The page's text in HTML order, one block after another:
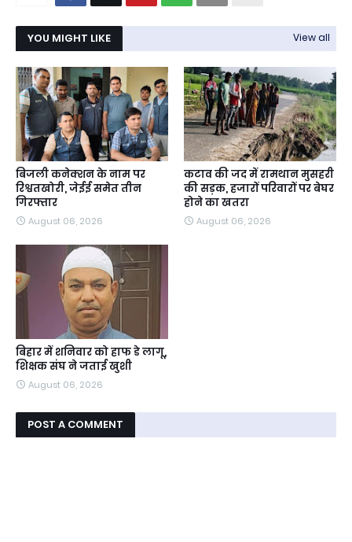
YOU MIGHT LIKE View all
बिजली कनेक्शन के नाम पर
रिश्वतखोरी, जेईई समेत तीन
गिरफ्तार
August 06, 2026
कटाव की जद में रामथान मुसहरी
की सड़क, हजारों परिवारों पर बेघर
होने का खतरा
August 06, 2026
बिहार में शनिवार को हाफ डे लागू,
शिक्षक संघ ने जताई खुशी
August 06, 2026
POST A COMMENT